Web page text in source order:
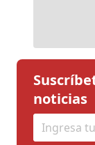
noticias